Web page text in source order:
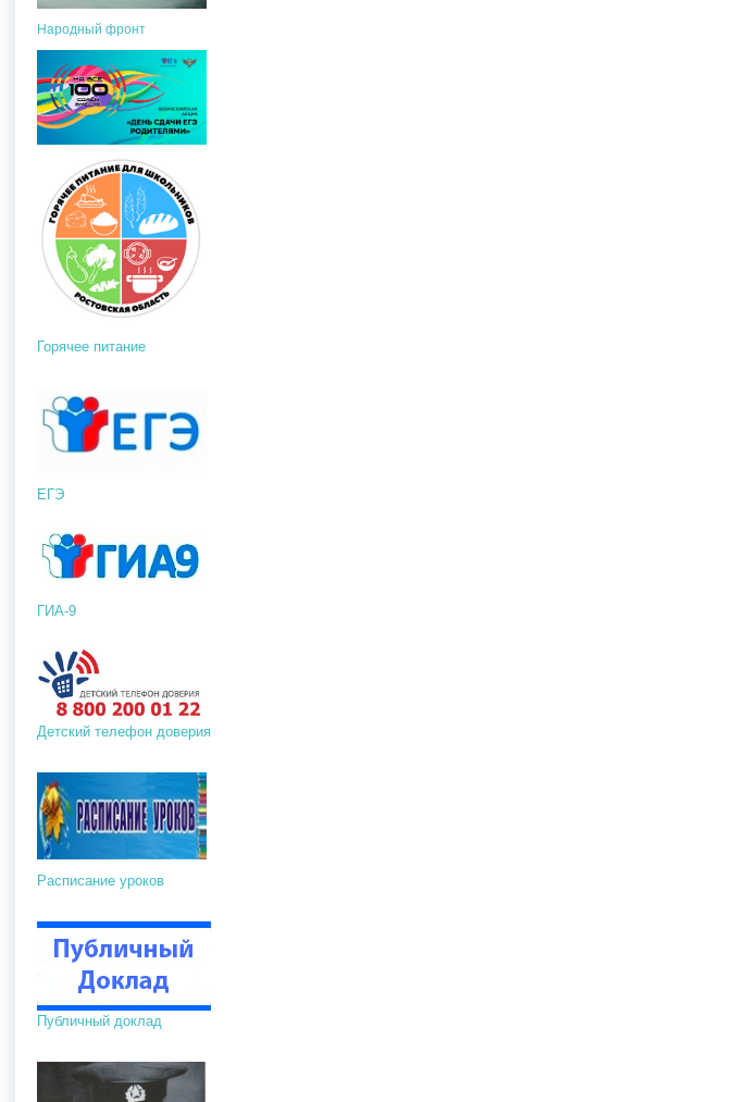
Народный фронт
Горячее питание
ЕГЭ
ГИА-9
Детский телефон доверия
Расписание уроков
Публичный доклад